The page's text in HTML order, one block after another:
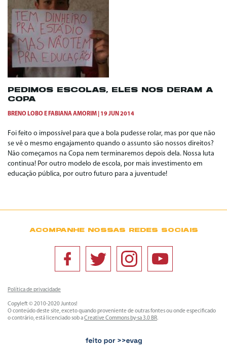
PEDIMOS ESCOLAS, ELES NOS DERAM A
COPA
BRENO LOBO E FABIANA AMORIM 19 JUN 2014
Foi feito o impossível para que a bola pudesse rolar, mas por que não
se vê o mesmo engajamento quando o assunto são nossos direitos?
Não começamos na Copa nem terminaremos depois dela. Nossa luta
continua! Por outro modelo de escola, por mais investimento em
educação pública, por outro futuro para a juventude!
ACOMPANHE NOSSAS REDES SOCIAIS
Política de privacidade
Copyleft © 2010-2020 Juntos!
O conteúdo deste site, exceto quando proveniente de outras fontes ou onde especificado
o contrário, está licenciado sob aCreative Commons by-sa 3.0 BR.